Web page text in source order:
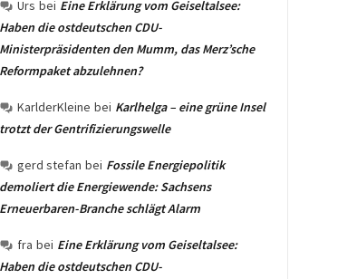
Urs bei Eine Erklärung vom Geiseltalsee:
Haben die ostdeutschen CDU-
Ministerpräsidenten den Mumm, das Merz’sche
Reformpaket abzulehnen?
KarlderKleine bei Karlhelga – eine grüne Insel
trotzt der Gentrifizierungswelle
gerd stefan bei Fossile Energiepolitik
demoliert die Energiewende: Sachsens
Erneuerbaren-Branche schlägt Alarm
fra bei Eine Erklärung vom Geiseltalsee:
Haben die ostdeutschen CDU-